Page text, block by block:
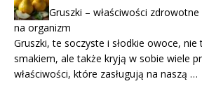
Gruszki – właściwości
na organizm
Gruszki, te soczyste i słodkie owoce, nie
smakiem, ale także kryją w sobie wiele
właściwości, które zasługują na naszą …